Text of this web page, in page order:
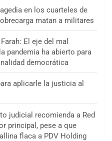
en los cuarteles de
matan a militares
El eje del mal
pandemia ha abierto para
democrática
aplicarle la justicia al
judicial recomienda a Red
principal, pese a que
flaca a PDV Holding